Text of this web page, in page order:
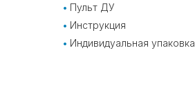
Пульт ДУ
Инструкция
Индивидуальная упаковка